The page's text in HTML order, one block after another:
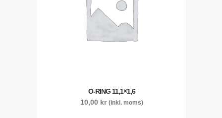
O-RING 11,1×1,6
10,00 kr (inkl. moms)